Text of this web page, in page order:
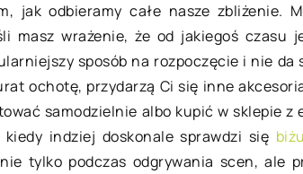
jak odbieramy całe nasze zbliżenie.
masz wrażenie, że od jakiegoś czasu
sposób na rozpoczęcie i nie da
ochotę, przydarzą Ci się inne
samodzielnie albo kupić w sklepie z
indziej doskonale sprawdzi się
tylko podczas odgrywania scen, ale
– jakie są
czyli usuwania
jest niezbędnym
04 listopada
Jak
nowym
Zakup nowego
niewątpliwie